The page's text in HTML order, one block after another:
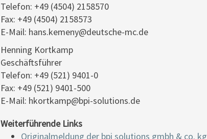
Telefon: +49 (4504) 2158570
Fax: +49 (4504) 2158573
E-Mail: hans.kemeny@deutsche-mc.de
Henning Kortkamp
Geschäftsführer
Telefon: +49 (521) 9401-0
Fax: +49 (521) 9401-500
E-Mail: hkortkamp@bpi-solutions.de
Weiterführende Links
Originalmeldung der bpi solutions gmbh & co. kg